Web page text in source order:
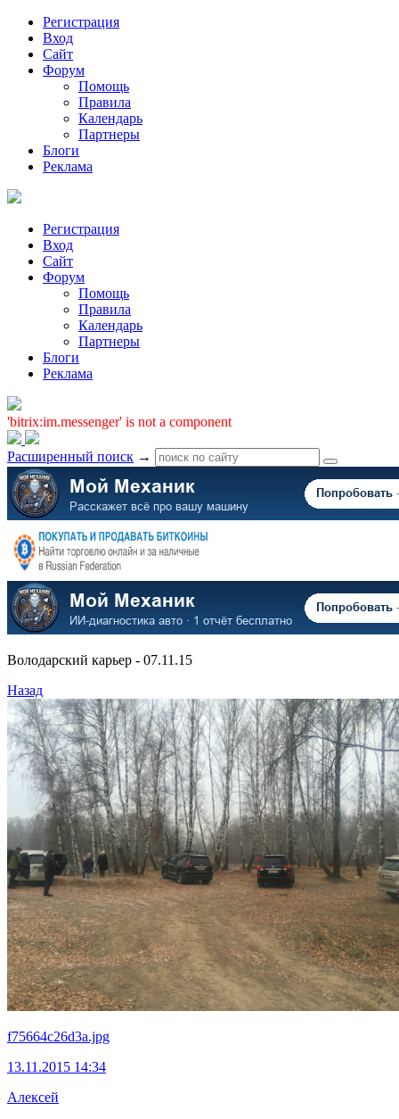
Регистрация
Вход
Сайт
Форум
Помощь
Правила
Календарь
Партнеры
Блоги
Реклама
Регистрация
Вход
Сайт
Форум
Помощь
Правила
Календарь
Партнеры
Блоги
Реклама
'bitrix:im.messenger' is not a component
Расширенный поиск →
Володарский карьер - 07.11.15
Назад
f75664c26d3a.jpg
13.11.2015 14:34
Алексей